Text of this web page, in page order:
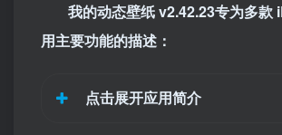
我的动态壁纸 v2.42.23专为多款
用主要功能的描述：
点击展开应用简介